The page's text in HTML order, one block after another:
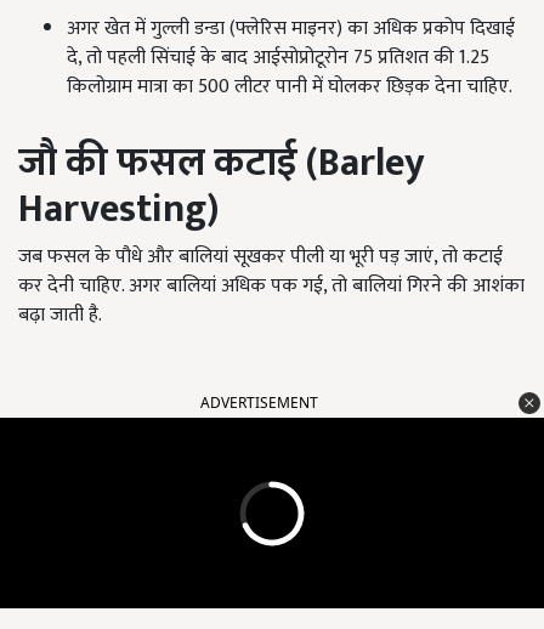
अगर खेत में गुल्ली डन्डा (फ्लेरिस माइनर) का अधिक प्रकोप दिखाई
दे, तो पहली सिंचाई के बाद आईसोप्रोटूरोन 75 प्रतिशत की 1.25
किलोग्राम मात्रा का 500 लीटर पानी में घोलकर छिड़क देना चाहिए.
जौ कीफसल कटाई (Barley
Harvesting)
जब फसल के पौधे और बालियां सूखकर पीली या भूरी पड़ जाएं, तो कटाई
कर देनी चाहिए. अगर बालियां अधिक पक गई, तो बालियां गिरने की आशंका
बढ़ा जाती है.
ADVERTISEMENT